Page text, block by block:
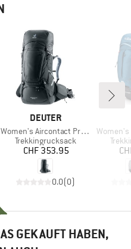
MARKE
DEUTER
Artikel
Women's Aircontact Pro SL 65+10 l
Produktgruppe
Trekkingrucksack
Preis
CHF 353.95
0.0(0)
Artikel
GEKAUFT HABEN,